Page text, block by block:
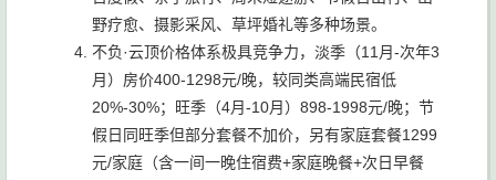
野疗愈、摄影采风、草坪婚礼等多种场景。
不负·云顶价格体系极具竞争力，淡季（11月-次年3
月）房价400-1298元/晚，较同类高端民宿低
20%-30%；旺季（4月-10月）898-1998元/晚；节
假日同旺季但部分套餐不加价，另有家庭套餐1299
元/家庭（含一间一晚住宿费+家庭晚餐+次日早餐